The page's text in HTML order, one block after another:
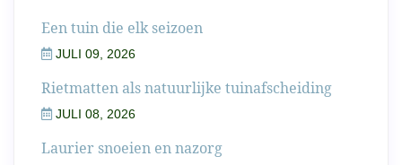
Een tuin die elk seizoen
JULI 09, 2026
Rietmatten als natuurlijke tuinafscheiding
JULI 08, 2026
Laurier snoeien en nazorg